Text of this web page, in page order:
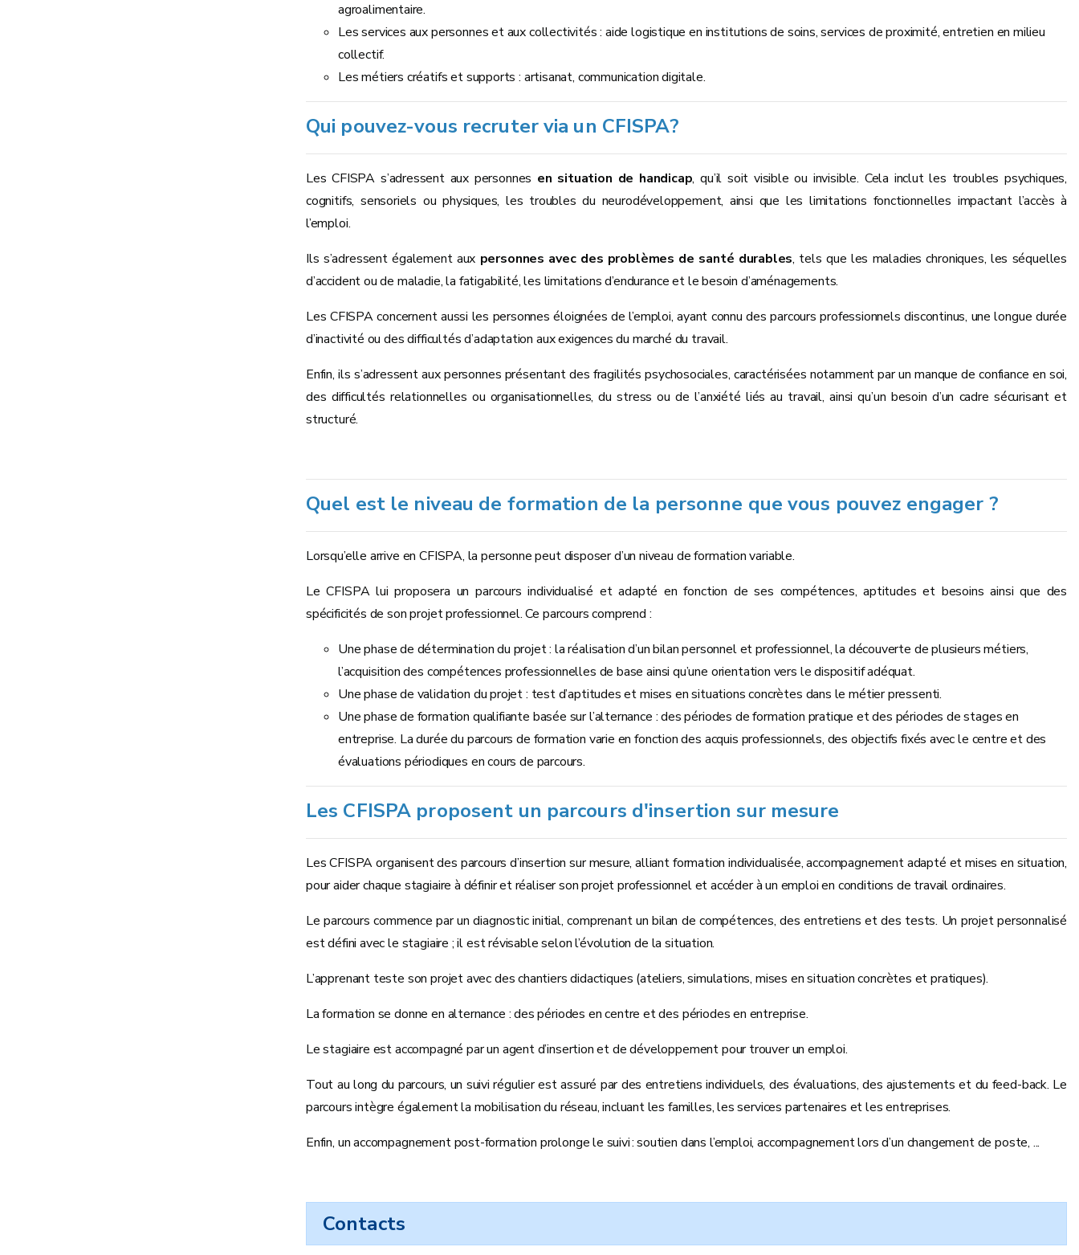
agroalimentaire.
Les services aux personnes et aux collectivités : aide logistique en institutions de soins, services de proximité, entretien en milieu
collectif.
Les métiers créatifs et supports : artisanat, communication digitale.
Qui pouvez-vous recruter via un CFISPA?
Les CFISPA s’adressent aux personnes en situation de handicap, qu’il soit visible ou invisible. Cela inclut les troubles psychiques,
cognitifs, sensoriels ou physiques, les troubles du neurodéveloppement, ainsi que les limitations fonctionnelles impactant l’accès à
l’emploi.
Ils s’adressent également aux personnes avec des problèmes de santé durables, tels que les maladies chroniques, les séquelles
d’accident ou de maladie, la fatigabilité, les limitations d’endurance et le besoin d’aménagements.
Les CFISPA concernent aussi les personnes éloignées de l’emploi, ayant connu des parcours professionnels discontinus, une longue durée
d’inactivité ou des difficultés d’adaptation aux exigences du marché du travail.
Enfin, ils s’adressent aux personnes présentant des fragilités psychosociales, caractérisées notamment par un manque de confiance en soi,
des difficultés relationnelles ou organisationnelles, du stress ou de l’anxiété liés au travail, ainsi qu’un besoin d’un cadre sécurisant et
structuré.
Quel est le niveau de formation de la personne que vous pouvez engager ?
Lorsqu’elle arrive en CFISPA, la personne peut disposer d’un niveau de formation variable.
Le CFISPA lui proposera un parcours individualisé et adapté en fonction de ses compétences, aptitudes et besoins ainsi que des
spécificités de son projet professionnel. Ce parcours comprend :
Une phase de détermination du projet : la réalisation d’un bilan personnel et professionnel, la découverte de plusieurs métiers,
l’acquisition des compétences professionnelles de base ainsi qu’une orientation vers le dispositif adéquat.
Une phase de validation du projet : test d’aptitudes et mises en situations concrètes dans le métier pressenti.
Une phase de formation qualifiante basée sur l’alternance : des périodes de formation pratique et des périodes de stages en
entreprise. La durée du parcours de formation varie en fonction des acquis professionnels, des objectifs fixés avec le centre et des
évaluations périodiques en cours de parcours.
Les CFISPA proposent un parcours d'insertion sur mesure
Les CFISPA organisent des parcours d’insertion sur mesure, alliant formation individualisée, accompagnement adapté et mises en situation,
pour aider chaque stagiaire à définir et réaliser son projet professionnel et accéder à un emploi en conditions de travail ordinaires.
Le parcours commence par un diagnostic initial, comprenant un bilan de compétences, des entretiens et des tests. Un projet personnalisé
est défini avec le stagiaire ; il est révisable selon l’évolution de la situation.
L’apprenant teste son projet avec des chantiers didactiques (ateliers, simulations, mises en situation concrètes et pratiques).
La formation se donne en alternance : des périodes en centre et des périodes en entreprise.
Le stagiaire est accompagné par un agent d’insertion et de développement pour trouver un emploi.
Tout au long du parcours, un suivi régulier est assuré par des entretiens individuels, des évaluations, des ajustements et du feed-back. Le
parcours intègre également la mobilisation du réseau, incluant les familles, les services partenaires et les entreprises.
Enfin, un accompagnement post-formation prolonge le suivi : soutien dans l’emploi, accompagnement lors d’un changement de poste, ...
Contacts